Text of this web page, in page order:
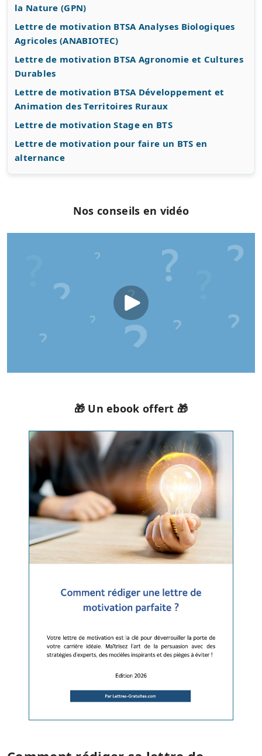
la Nature (GPN)
Lettre de motivation BTSA Analyses Biologiques
Agricoles (ANABIOTEC)
Lettre de motivation BTSA Agronomie et Cultures
Durables
Lettre de motivation BTSA Développement et
Animation des Territoires Ruraux
Lettre de motivation Stage en BTS
Lettre de motivation pour faire un BTS en
alternance
Nos conseils en vidéo
🎁 Un ebook offert 🎁